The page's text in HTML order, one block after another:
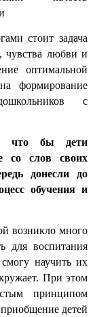
стоит задача
чувства любви и
оптимальной
формирование
с
что бы дети
со слов своих
донесли до
обучения и
возникло много
для воспитания
научить их
При этом
принципом
детей